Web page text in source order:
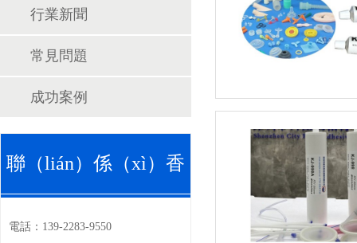
行業新聞
常見問題
成功案例
聯（lián）係（xì）香
蕉视频官
電話： 139-2283-9550